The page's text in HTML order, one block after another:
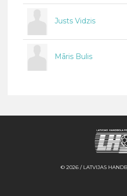
Justs Vidzis
Māris Bulis
© 2026 / LATVIJAS